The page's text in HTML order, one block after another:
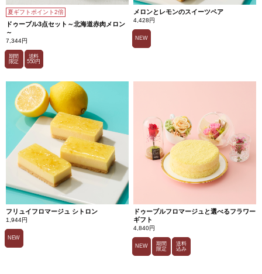
夏ギフトポイント2倍
ドゥーブル3点セット～北海道赤肉メロン
～
7,344円
期間
限定
送料
550円
メロンとレモンのスイーツペア
4,428円
NEW
フリュイフロマージュ シトロン
1,944円
NEW
ドゥーブルフロマージュと選べるフラワー
ギフト
4,840円
NEW
期間
限定
送料
込み